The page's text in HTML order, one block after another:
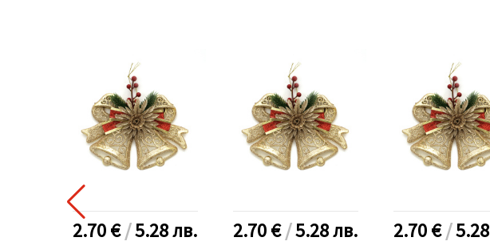
2.70 €/5.28лв. 2.70 €/5.28лв. 2.70 €/5.28